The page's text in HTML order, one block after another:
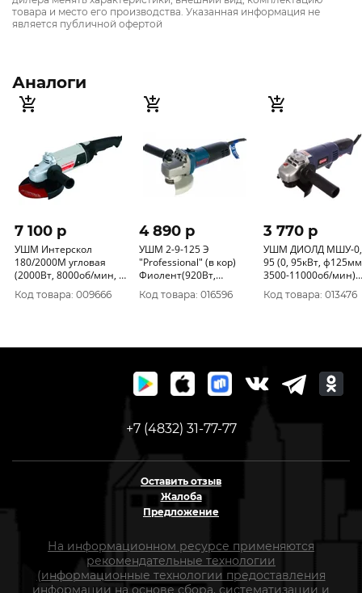
товара и место его производства. Указанная информация не
является публичной офертой
Аналоги
7 100 p
УШМ Интерскол
180/2000М угловая
(2000Вт, 8000об/мин, ф
180/22.2мм) 626.1.0.00
Код товара: 009666
4 890 p
УШМ 2-9-125 Э
"Professional" (в кор)
Фиолент(920Вт,
11000об/мин, ф125
мм)ИДФР298135002-
Код товара: 016596
3 770 p
УШМ ДИОЛД МШУ-0,
95 (0, 95кВт, ф125мм,
3500-11000об/мин)
10041050
Код товара: 013476
+7 (4832) 31-77-77
Оставить отзыв
Жалоба
Предложение
На информационном ресурсе применяются
рекомендательные технологии
(информационные технологии предоставления
информации на основе сбора, систематизации и